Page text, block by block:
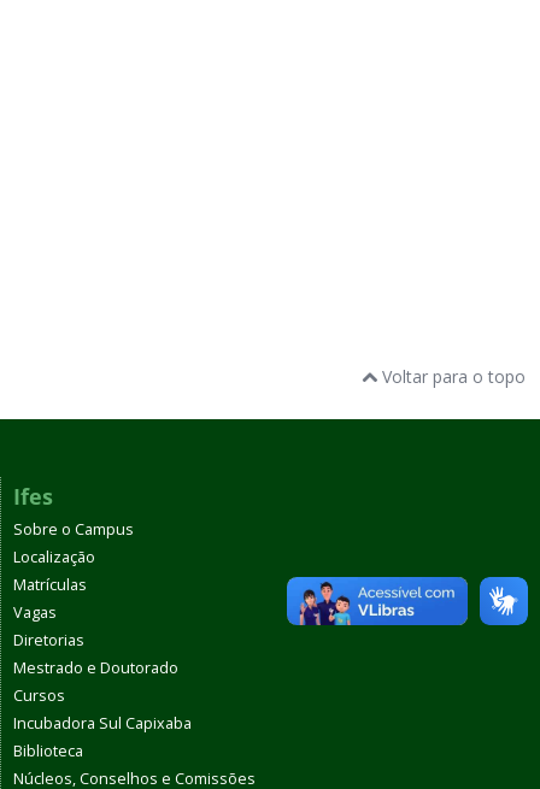
Voltar para o topo
Ifes
Sobre o Campus
Localização
Matrículas
Vagas
Diretorias
Mestrado e Doutorado
Cursos
Incubadora Sul Capixaba
Biblioteca
Núcleos, Conselhos e Comissões